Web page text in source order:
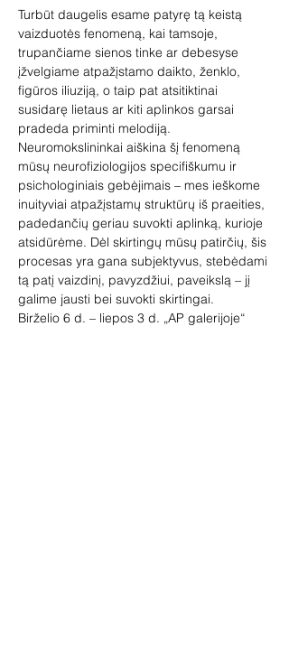
Turbūt daugelis esame patyrę tą keistą
vaizduotės fenomeną, kai tamsoje,
trupančiame sienos tinke ar debesyse
įžvelgiame atpažįstamo daikto, ženklo,
figūros iliuziją, o taip pat atsitiktinai
susidarę lietaus ar kiti aplinkos garsai
pradeda priminti melodiją.
Neuromokslininkai aiškina šį fenomeną
mūsų neurofiziologijos specifiškumu ir
psichologiniais gebėjimais – mes ieškome
inuityviai atpažįstamų struktūrų iš praeities,
padedančių geriau suvokti aplinką, kurioje
atsidūrėme. Dėl skirtingų mūsų patirčių, šis
procesas yra gana subjektyvus, stebėdami
tą patį vaizdinį, pavyzdžiui, paveikslą – jį
galime jausti bei suvokti skirtingai.
Birželio 6 d. – liepos 3 d. „AP galerijoje“